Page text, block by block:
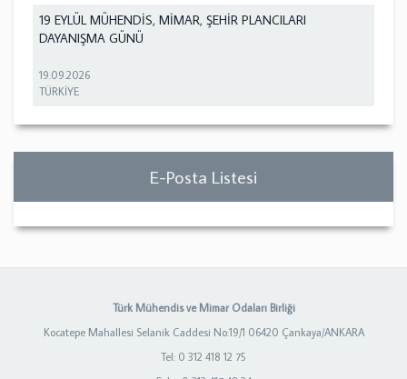
19 EYLÜL MÜHENDİS, MİMAR, ŞEHİR PLANCILARI
DAYANIŞMA GÜNÜ
19.09.2026
TÜRKİYE
E-Posta Listesi
Türk Mühendis ve Mimar Odaları Birliği
Kocatepe Mahallesi Selanik Caddesi No:19/1 06420 Çankaya/ANKARA
Tel: 0 312 418 12 75